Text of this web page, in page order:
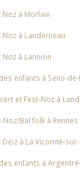
Noz à Morlaix
Noz à Landerneau
Noz à Lannion
enfants à Sens-
et Fest-Noz à
Noz/Bal folk à Rennes
à La Vicomté-sur-
enfants à